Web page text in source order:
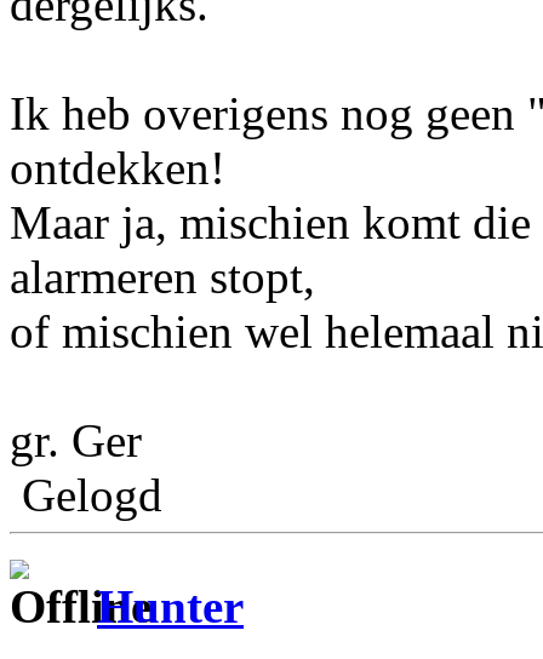
Ik heb overigens nog
ontdekken!
Maar ja, mischien komt die
alarmeren stopt,
of mischien wel helemaal
gr. Ger
Gelogd
Hunter